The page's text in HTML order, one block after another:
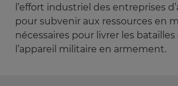
l’effort industriel des entreprises
pour subvenir aux ressources en
nécessaires pour livrer les
l’appareil militaire en armement.